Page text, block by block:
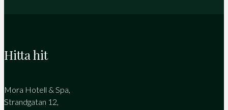
Hitta hit
Mora Hotell & Spa,
Strandgatan 12,